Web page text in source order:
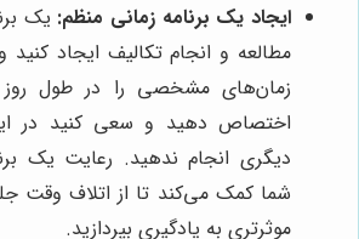
ایجاد یک برنامه زمانی منظم: یک
مطالعه و انجام تکالیف ایجاد کنید
زمان‌های مشخصی را در طول
اختصاص دهید و سعی کنید در
دیگری انجام ندهید. رعایت یک
شما کمک می‌کند تا از اتلاف وقت
موثرتری به یادگیری بپردازید.